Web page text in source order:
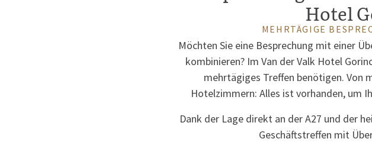
Hotel
MEHRTÄGIGE
Möchten Sie eine Besprechung mit einer
kombinieren? Im Van der Valk Hotel
mehrtägiges Treffen benötigen. Von
Hotelzimmern: Alles ist vorhanden, um
Dank der Lage direkt an der A27 und der
Geschäftstreffen mit